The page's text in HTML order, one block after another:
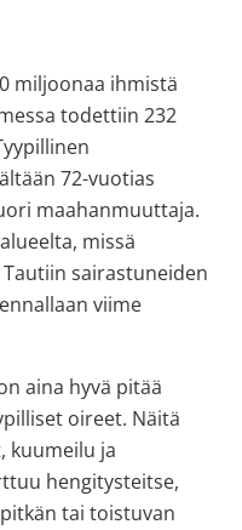
miljoonaa ihmistä
todettiin 232
72-vuotias
maahanmuuttaja.
missä
sairastuneiden
viime
aina hyvä pitää
oireet. Näitä
kuumeilu ja
hengitysteitse,
tai toistuvan